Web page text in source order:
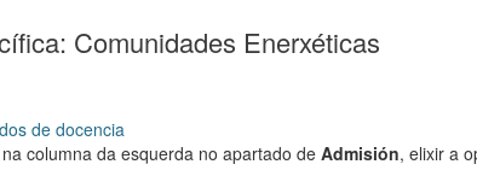
Comunidades Enerxéticas
de docencia
columna da esquerda no apartado de Admisión, elixir a